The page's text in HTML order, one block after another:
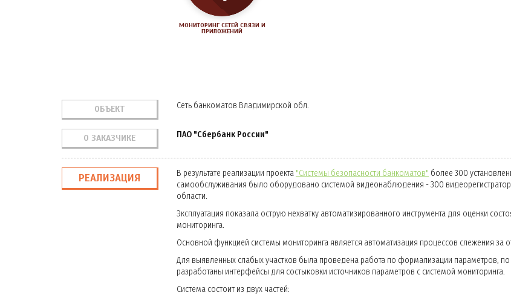
МОНИТОРИНГ СЕТЕЙ СВЯЗИ И
ПРИЛОЖЕНИЙ
ОБЪЕКТ Сеть банкоматов Владимирской обл.
О ЗАКАЗЧИКЕ ПАО "Сбербанк России"
РЕАЛИЗАЦИЯ В результате реализации проекта "Системы безопасности банкоматов" более 300
самообслуживания было оборудовано системой видеонаблюдения - 300
области.
Эксплуатация показала острую нехватку автоматизированного инструмента для оценки
мониторинга.
Основной функцией системы мониторинга является автоматизация процессов слежения
Для выявленных слабых участков была проведена работа по формализации параметров,
разработаны интерфейсы для состыковки источников параметров с системой мониторинга.
Система состоит из двух частей: